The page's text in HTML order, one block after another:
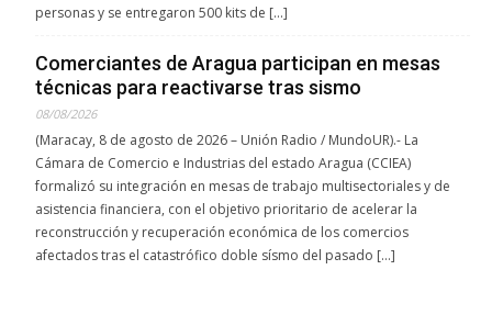
personas y se entregaron 500 kits de […]
Comerciantes de Aragua participan en mesas
técnicas para reactivarse tras sismo
08/08/2026
(Maracay, 8 de agosto de 2026 – Unión Radio / MundoUR).- La
Cámara de Comercio e Industrias del estado Aragua (CCIEA)
formalizó su integración en mesas de trabajo multisectoriales y de
asistencia financiera, con el objetivo prioritario de acelerar la
reconstrucción y recuperación económica de los comercios
afectados tras el catastrófico doble sísmo del pasado […]